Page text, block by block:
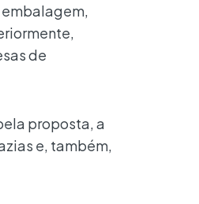
de
proposta, a
e, também,